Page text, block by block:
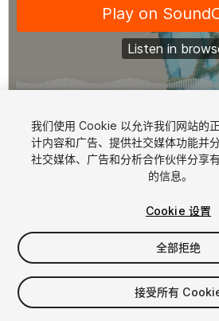
1/3
$19.99
增值税将在结算时计算
我们使用 Cookie 以允许我们网站的
计内容和广告、提供社交媒体功能并
社交媒体、广告和分析合作伙伴分享
的信息。
Cookie 设置
全部拒绝
接受所有